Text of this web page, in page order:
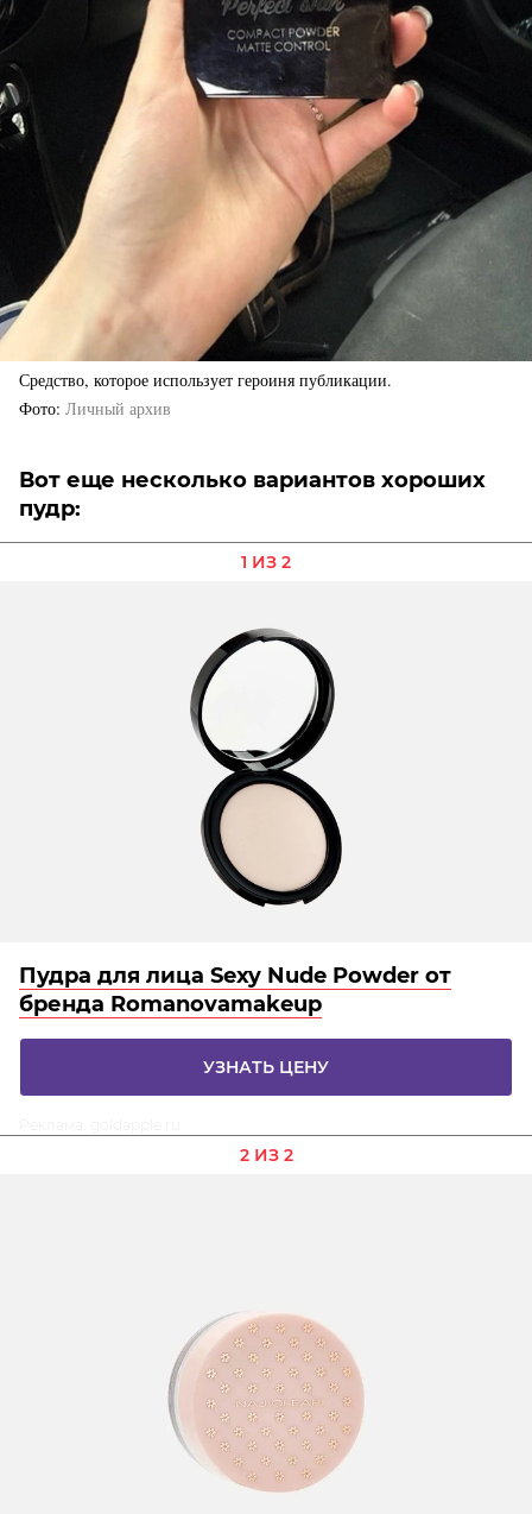
Средство, которое использует героиня публикации.
Фото Личный архив
Вот еще несколько вариантов хороших
пудр:
1 ИЗ 2
Пудра для лица Sexy Nude Powder от
бренда Romanovamakeup
УЗНАТЬ ЦЕНУ
2 ИЗ 2